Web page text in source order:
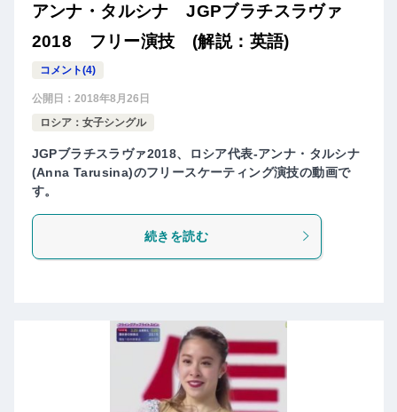
アンナ・タルシナ JGPブラチスラヴァ
2018 フリー演技 (解説：英語)
コメント(4)
公開日： 2018年8月26日
ロシア：女子シングル
JGPブラチスラヴァ2018、ロシア代表-アンナ・タルシナ
(Anna Tarusina)のフリースケーティング演技の動画で
す。
続きを読む